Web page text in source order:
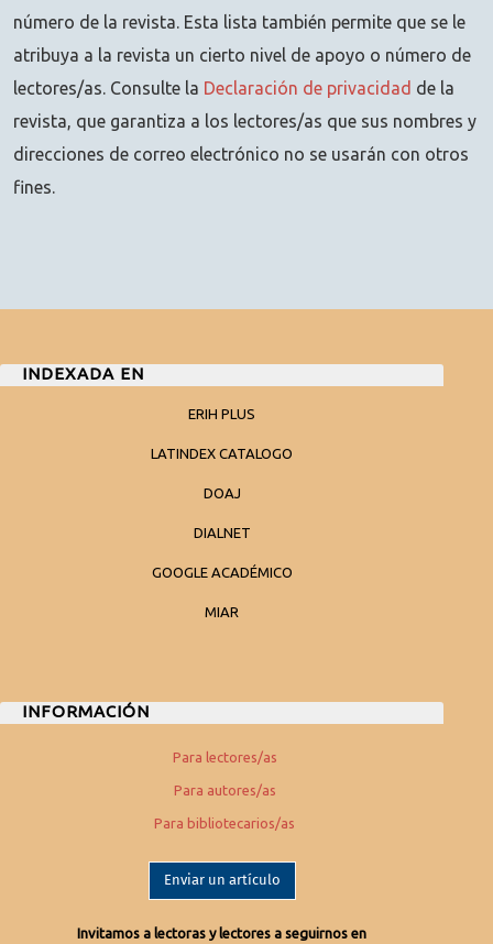
número de la revista. Esta lista también permite que se le
atribuya a la revista un cierto nivel de apoyo o número de
lectores/as. Consulte la Declaración de privacidad de la
revista, que garantiza a los lectores/as que sus nombres y
direcciones de correo electrónico no se usarán con otros
fines.
INDEXADA EN
ERIH PLUS
LATINDEX CATALOGO
DOAJ
DIALNET
GOOGLE ACADÉMICO
MIAR
INFORMACIÓN
Para lectores/as
Para autores/as
Para bibliotecarios/as
Enviar un artículo
Invitamos a lectoras y lectores a seguirnos en